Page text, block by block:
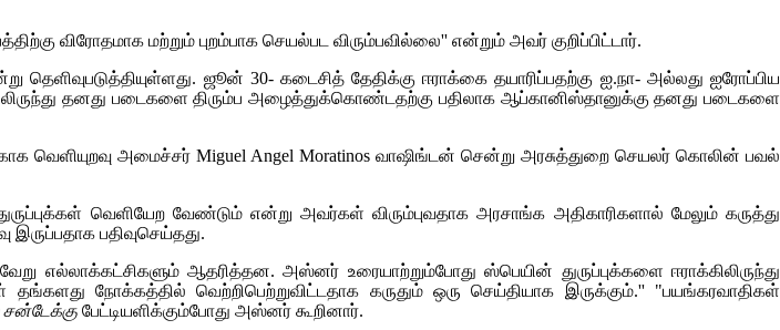
விரோதமாக மற்றும் புறம்பாக செயல்பட விரும்பவில்லை'' என்றும் அவர் குறிப்பிட்டார்.
ஜூன் 30- கடைசித் தேதிக்கு ஈராக்கை தயாரிப்பதற்கு ஐ.நா- அல்லது ஐரோப்பிய
தனது படைகளை திரும்ப அழைத்துக்கொண்டதற்கு பதிலாக ஆப்கானிஸ்தானுக்கு தனது படைகளை
வெளியுறவு அமைச்சர் Miguel Angel Moratinos வாஷிங்டன் சென்று அரசுத்துறை செயலர் கொலின் பவல்
வெளியேற வேண்டும் என்று அவர்கள் விரும்புவதாக அரசாங்க அதிகாரிகளால் மேலும் கருத்து
இருப்பதாக பதிவுசெய்தது.
வேறு எல்லாக்கட்சிகளும் ஆதரித்தன. அஸ்னர் உரையாற்றும்போது ஸ்பெயின் துருப்புக்களை ஈராக்கிலிருந்து
நோக்கத்தில் வெற்றிபெற்றுவிட்டதாக கருதும் ஒரு செய்தியாக இருக்கும்.'' "பயங்கரவாதிகள்
சன்டேக்கு பேட்டியளிக்கும்போது அஸ்னர் கூறினார்.